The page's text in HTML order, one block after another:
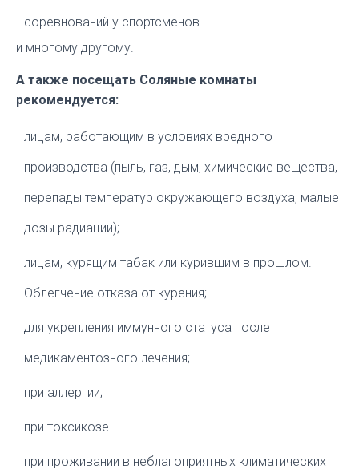
соревнований у спортсменов
и многому другому.
А также посещать Соляные комнаты
рекомендуется:
лицам, работающим в условиях вредного
производства (пыль, газ, дым, химические вещества,
перепады температур окружающего воздуха, малые
дозы радиации);
лицам, курящим табак или курившим в прошлом.
Облегчение отказа от курения;
для укрепления иммунного статуса после
медикаментозного лечения;
при аллергии;
при токсикозе.
при проживании в неблагоприятных климатических